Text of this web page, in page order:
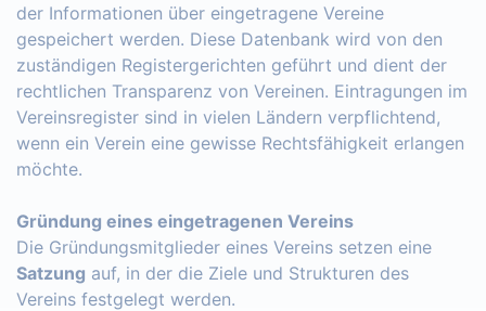
der Informationen über eingetragene Vereine
gespeichert werden. Diese Datenbank wird von den
zuständigen Registergerichten geführt und dient der
rechtlichen Transparenz von Vereinen. Eintragungen im
Vereinsregister sind in vielen Ländern verpflichtend,
wenn ein Verein eine gewisse Rechtsfähigkeit erlangen
möchte.
Gründung eines eingetragenen Vereins
Die Gründungsmitglieder eines Vereins setzen eine
Satzung auf, in der die Ziele und Strukturen des
Vereins festgelegt werden.